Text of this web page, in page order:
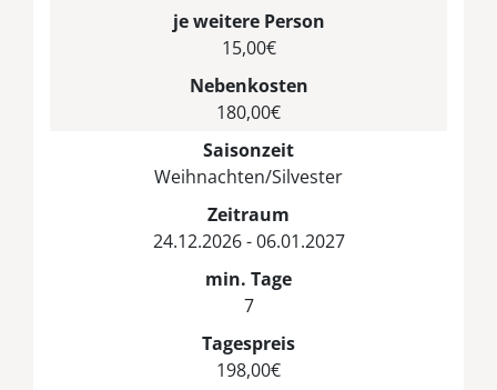
je weitere Person
15,00€
Nebenkosten
180,00€
Saisonzeit
Weihnachten/Silvester
Zeitraum
24.12.2026 - 06.01.2027
min. Tage
7
Tagespreis
198,00€